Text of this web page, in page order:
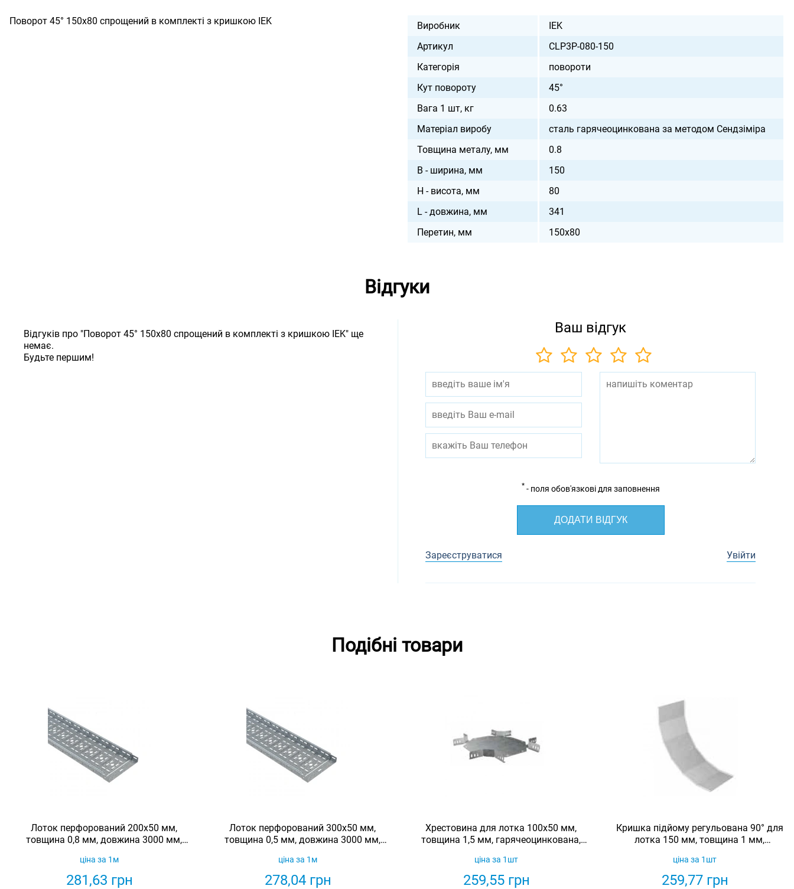
Поворот 45° 150х80 спрощений в комплекті з кришкою IEK Виробник
IEK
Артикул
CLP3P-080-150
Категорія
повороти
Кут повороту
45°
Вага 1 шт, кг
0.63
Матеріал виробу
сталь гарячеоцинкована за методом Сендзіміра
Товщина металу, мм
0.8
B - ширина, мм
150
H - висота, мм
80
L - довжина, мм
341
Перетин, мм
150х80
Відгуки
Відгуків про "Поворот 45° 150х80 спрощений в комплекті з кришкою IEK" ще
немає.
Будьте першим!
Ваш відгук
* - поля обов'язкові для заповнення
ДОДАТИ ВІДГУК
Зареєструватися Увійти
Подібні товари
Лоток перфорований 200х50 мм,
товщина 0,8 мм, довжина 3000 мм,
281,63 грн
ціна за 1м
Лоток перфорований 300х50 мм,
товщина 0,5 мм, довжина 3000 мм,
278,04грн
ціна за 1м
Хрестовина для лотка 100х50 мм,
товщина 1,5 мм, гарячеоцинкована,
259,55грн
ціна за 1шт
Кришка підйому регульована 90° для
лотка 150 мм, товщина 1 мм,
259,77грн
ціна за 1шт